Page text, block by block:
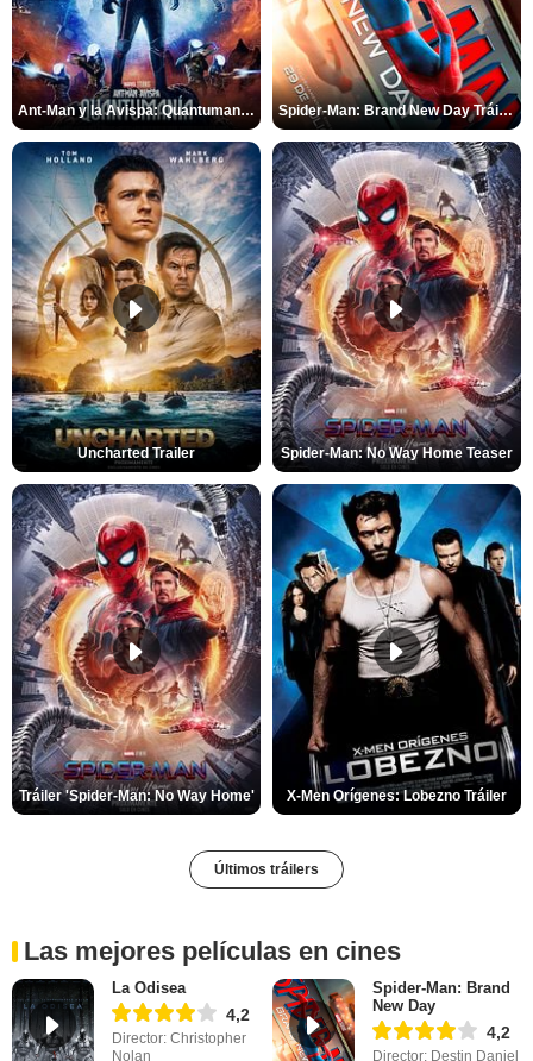
Ant-Man y la Avispa: Quantumanía Tráiler (2) Spider-Man: Brand New Day Tráiler (3)
Uncharted Trailer Spider-Man: No Way Home Teaser
Tráiler 'Spider-Man: No Way Home' X-Men Orígenes: Lobezno Tráiler
Últimos tráilers
Las mejores películas en cines
La Odisea
4,2
Director: Christopher
Nolan
Spider-Man: Brand
New Day
4,2
Director: Destin Daniel